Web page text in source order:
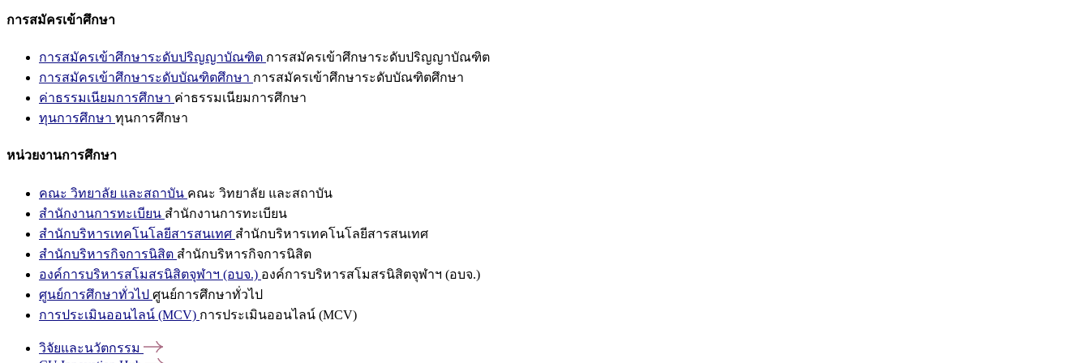
การสมัครเข้าศึกษา
การสมัครเข้าศึกษาระดับปริญญาบัณฑิต การสมัครเข้าศึกษาระดับปริญญาบัณฑิต
การสมัครเข้าศึกษาระดับบัณฑิตศึกษา การสมัครเข้าศึกษาระดับบัณฑิตศึกษา
ค่าธรรมเนียมการศึกษา ค่าธรรมเนียมการศึกษา
ทุนการศึกษา ทุนการศึกษา
หน่วยงานการศึกษา
คณะ วิทยาลัย และสถาบัน คณะ วิทยาลัย และสถาบัน
สำนักงานการทะเบียน สำนักงานการทะเบียน
สำนักบริหารเทคโนโลยีสารสนเทศ สำนักบริหารเทคโนโลยีสารสนเทศ
สำนักบริหารกิจการนิสิต สำนักบริหารกิจการนิสิต
องค์การบริหารสโมสรนิสิตจุฬาฯ (อบจ.) องค์การบริหารสโมสรนิสิตจุฬาฯ (อบจ.)
ศูนย์การศึกษาทั่วไป ศูนย์การศึกษาทั่วไป
การประเมินออนไลน์ (MCV) การประเมินออนไลน์ (MCV)
วิจัยและนวัตกรรม